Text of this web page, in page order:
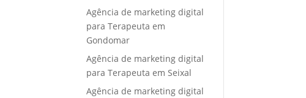
Agência de marketing digital
para Terapeuta em
Gondomar
Agência de marketing digital
para Terapeuta em Seixal
Agência de marketing digital